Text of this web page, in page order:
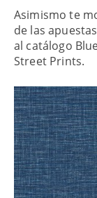
Asimismo te
de las
al catálogo
Street Prints.